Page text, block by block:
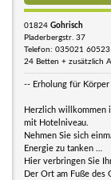
01824 Gohrisch
Pladerbergstr. 37
Telefon: 035021 60523
24 Betten + zusätzlich
-- Erholung für
Herzlich willkommen
mit Hotelniveau.
Nehmen Sie sich
Energie zu tanken …
Hier verbringen Sie
Der Ort am Fuße des